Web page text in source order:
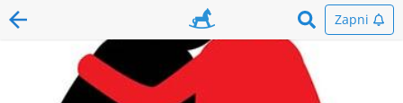
Zapni